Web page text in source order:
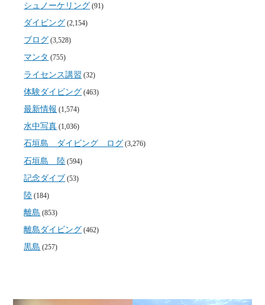
シュノーケリング (91)
ダイビング (2,154)
ブログ (3,528)
マンタ (755)
ライセンス講習 (32)
体験ダイビング (463)
最新情報 (1,574)
水中写真 (1,036)
石垣島 ダイビング ログ (3,276)
石垣島 陸 (594)
記念ダイブ (53)
陸 (184)
離島 (853)
離島ダイビング (462)
黒島 (257)